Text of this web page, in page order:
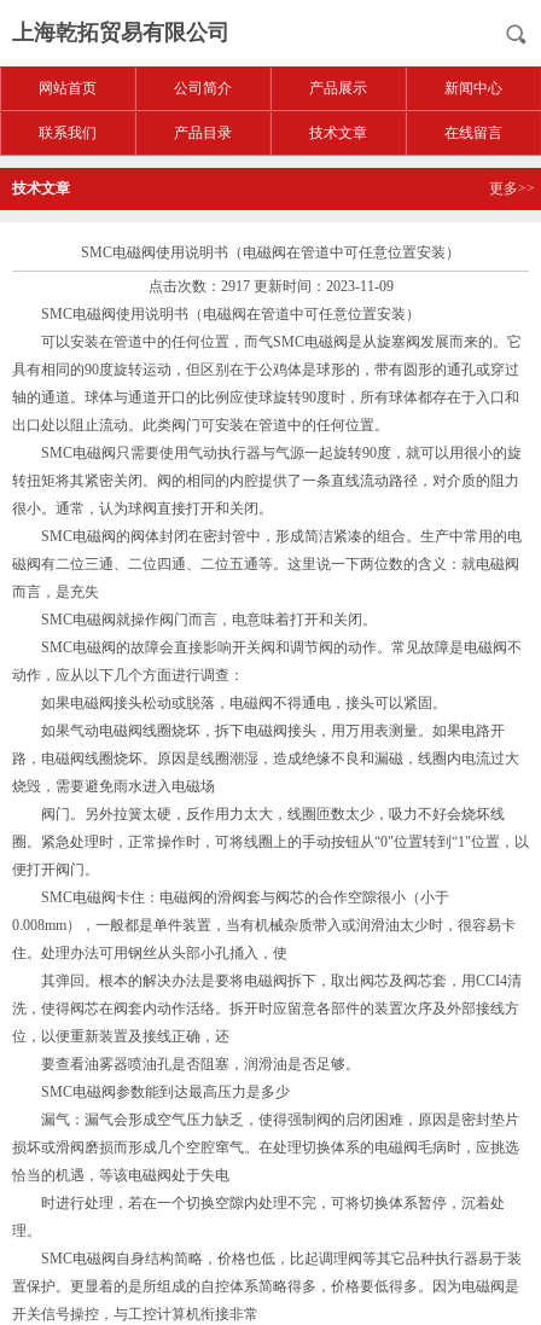
上海乾拓贸易有限公司
网站首页 公司简介 产品展示 新闻中心
联系我们 产品目录 技术文章 在线留言
技术文章 更多>>
SMC电磁阀使用说明书（电磁阀在管道中可任意位置安装）
点击次数：2917 更新时间：2023-11-09
SMC电磁阀使用说明书（电磁阀在管道中可任意位置安装）
可以安装在管道中的任何位置，而气SMC电磁阀是从旋塞阀发展而来的。它
具有相同的90度旋转运动，但区别在于公鸡体是球形的，带有圆形的通孔或穿过
轴的通道。球体与通道开口的比例应使球旋转90度时，所有球体都存在于入口和
出口处以阻止流动。此类阀门可安装在管道中的任何位置。
SMC电磁阀只需要使用气动执行器与气源一起旋转90度，就可以用很小的旋
转扭矩将其紧密关闭。阀的相同的内腔提供了一条直线流动路径，对介质的阻力
很小。通常，认为球阀直接打开和关闭。
SMC电磁阀的阀体封闭在密封管中，形成简洁紧凑的组合。生产中常用的电
磁阀有二位三通、二位四通、二位五通等。这里说一下两位数的含义：就电磁阀
而言，是充失
SMC电磁阀就操作阀门而言，电意味着打开和关闭。
SMC电磁阀的故障会直接影响开关阀和调节阀的动作。常见故障是电磁阀不
动作，应从以下几个方面进行调查：
如果电磁阀接头松动或脱落，电磁阀不得通电，接头可以紧固。
如果气动电磁阀线圈烧坏，拆下电磁阀接头，用万用表测量。如果电路开
路，电磁阀线圈烧坏。原因是线圈潮湿，造成绝缘不良和漏磁，线圈内电流过大
烧毁，需要避免雨水进入电磁场
阀门。另外拉簧太硬，反作用力太大，线圈匝数太少，吸力不好会烧坏线
圈。紧急处理时，正常操作时，可将线圈上的手动按钮从“0"位置转到“1"位置，以
便打开阀门。
SMC电磁阀卡住：电磁阀的滑阀套与阀芯的合作空隙很小（小于
0.008mm），一般都是单件装置，当有机械杂质带入或润滑油太少时，很容易卡
住。处理办法可用钢丝从头部小孔捅入，使
其弹回。根本的解决办法是要将电磁阀拆下，取出阀芯及阀芯套，用CCI4清
洗，使得阀芯在阀套内动作活络。拆开时应留意各部件的装置次序及外部接线方
位，以便重新装置及接线正确，还
要查看油雾器喷油孔是否阻塞，润滑油是否足够。
SMC电磁阀参数能到达最高压力是多少
漏气：漏气会形成空气压力缺乏，使得强制阀的启闭困难，原因是密封垫片
损坏或滑阀磨损而形成几个空腔窜气。在处理切换体系的电磁阀毛病时，应挑选
恰当的机遇，等该电磁阀处于失电
时进行处理，若在一个切换空隙内处理不完，可将切换体系暂停，沉着处
理。
SMC电磁阀自身结构简略，价格也低，比起调理阀等其它品种执行器易于装
置保护。更显着的是所组成的自控体系简略得多，价格要低得多。因为电磁阀是
开关信号操控，与工控计算机衔接非常